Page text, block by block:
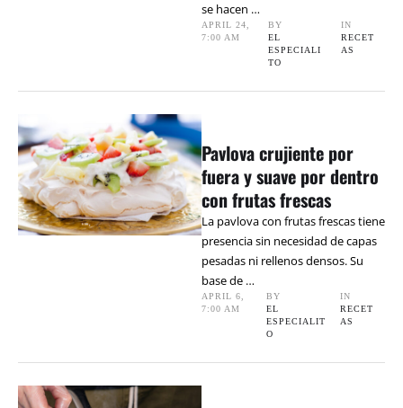
se hacen …
APRIL 24,
7:00 AM
BY
EL
ESPECIALI
TO
IN
RECET
AS
Pavlova crujiente por
fuera y suave por dentro
con frutas frescas
La pavlova con frutas frescas tiene
presencia sin necesidad de capas
pesadas ni rellenos densos. Su
base de …
APRIL 6,
7:00 AM
BY
EL
ESPECIALIT
O
IN
RECET
AS